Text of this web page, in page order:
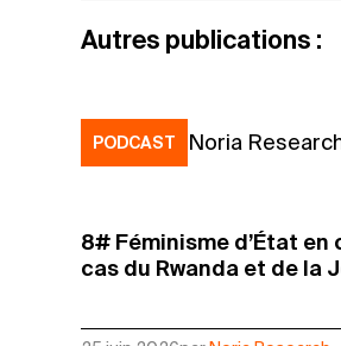
Autres publications :
PODCAST Noria
8# Féminisme d’État
cas du Rwanda et de la